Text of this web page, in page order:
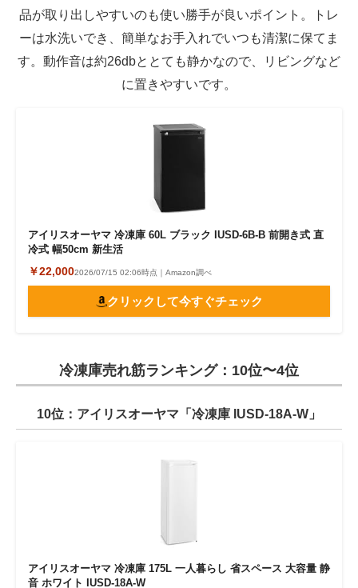
品が取り出しやすいのも使い勝手が良いポイント。トレ
ーは水洗いでき、簡単なお手入れでいつも清潔に保てま
す。動作音は約26dbととても静かなので、リビングなど
に置きやすいです。
アイリスオーヤマ 冷凍庫 60L ブラック IUSD-6B-B 前開き式 直
冷式 幅50cm 新生活
￥22,0002026/07/15 02:06時点｜Amazon調べ
クリックして今すぐチェック
冷凍庫売れ筋ランキング：10位〜4位
10位：アイリスオーヤマ「冷凍庫 IUSD-18A-W」
アイリスオーヤマ 冷凍庫 175L 一人暮らし 省スペース 大容量 静
音 ホワイト IUSD-18A-W